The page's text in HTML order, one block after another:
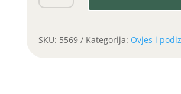
Vladimirec
SKU: 5569 Kategorija: Ovjes i